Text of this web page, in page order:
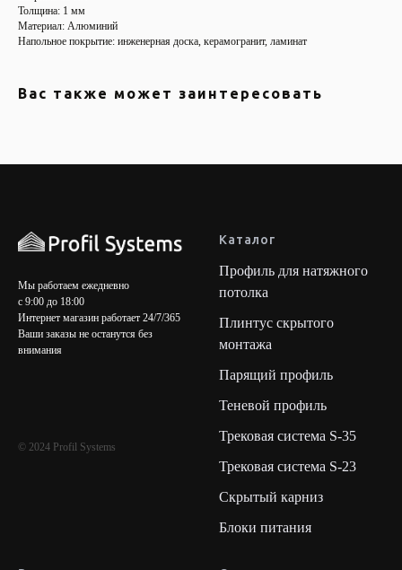
Толщина: 1 мм
Материал: Алюминий
Напольное покрытие: инженерная доска, керамогранит, ламинат
Вас также может заинтересовать
Мы работаем ежедневно
с 9:00 до 18:00
Интернет магазин работает 24/7/365
Ваши заказы не останутся без
внимания
© 2024 Profil Systems
Каталог
Профиль для натяжного
потолка
Плинтус скрытого
монтажа
Парящий профиль
Теневой профиль
Трековая система S-35
Трековая система S-23
Скрытый карниз
Блоки питания